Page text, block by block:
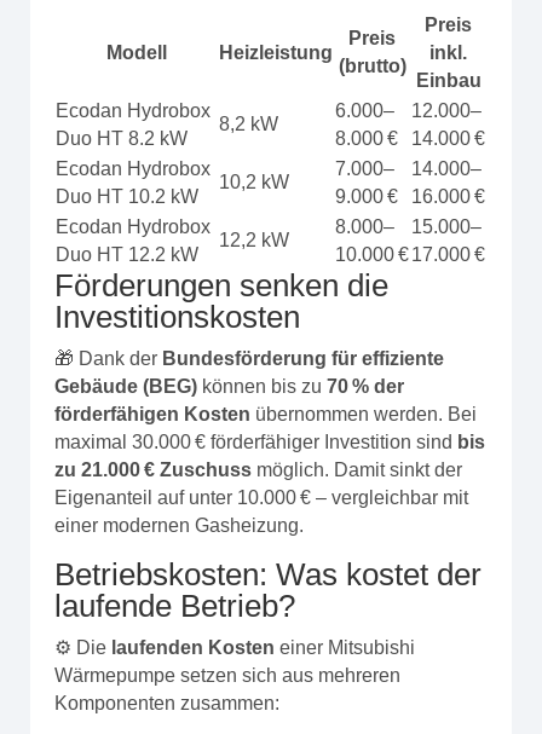
Modell Heizleistung
Preis
(brutto)
Preis
inkl.
Einbau
Ecodan Hydrobox
Duo HT 8.2 kW
8,2 kW
6.000–
8.000 €
12.000–
14.000 €
Ecodan Hydrobox
Duo HT 10.2 kW
10,2 kW
7.000–
9.000 €
14.000–
16.000 €
Ecodan Hydrobox
Duo HT 12.2 kW
12,2 kW
8.000–
10.000 €
15.000–
17.000 €
Förderungen senken die
Investitionskosten
🎁 Dank der Bundesförderung für effiziente
Gebäude (BEG) können bis zu 70 % der
förderfähigen Kosten übernommen werden. Bei
maximal 30.000 € förderfähiger Investition sind bis
zu 21.000 € Zuschuss möglich. Damit sinkt der
Eigenanteil auf unter 10.000 € – vergleichbar mit
einer modernen Gasheizung.
Betriebskosten: Was kostet der
laufende Betrieb?
⚙️ Die laufenden Kosten einer Mitsubishi
Wärmepumpe setzen sich aus mehreren
Komponenten zusammen: